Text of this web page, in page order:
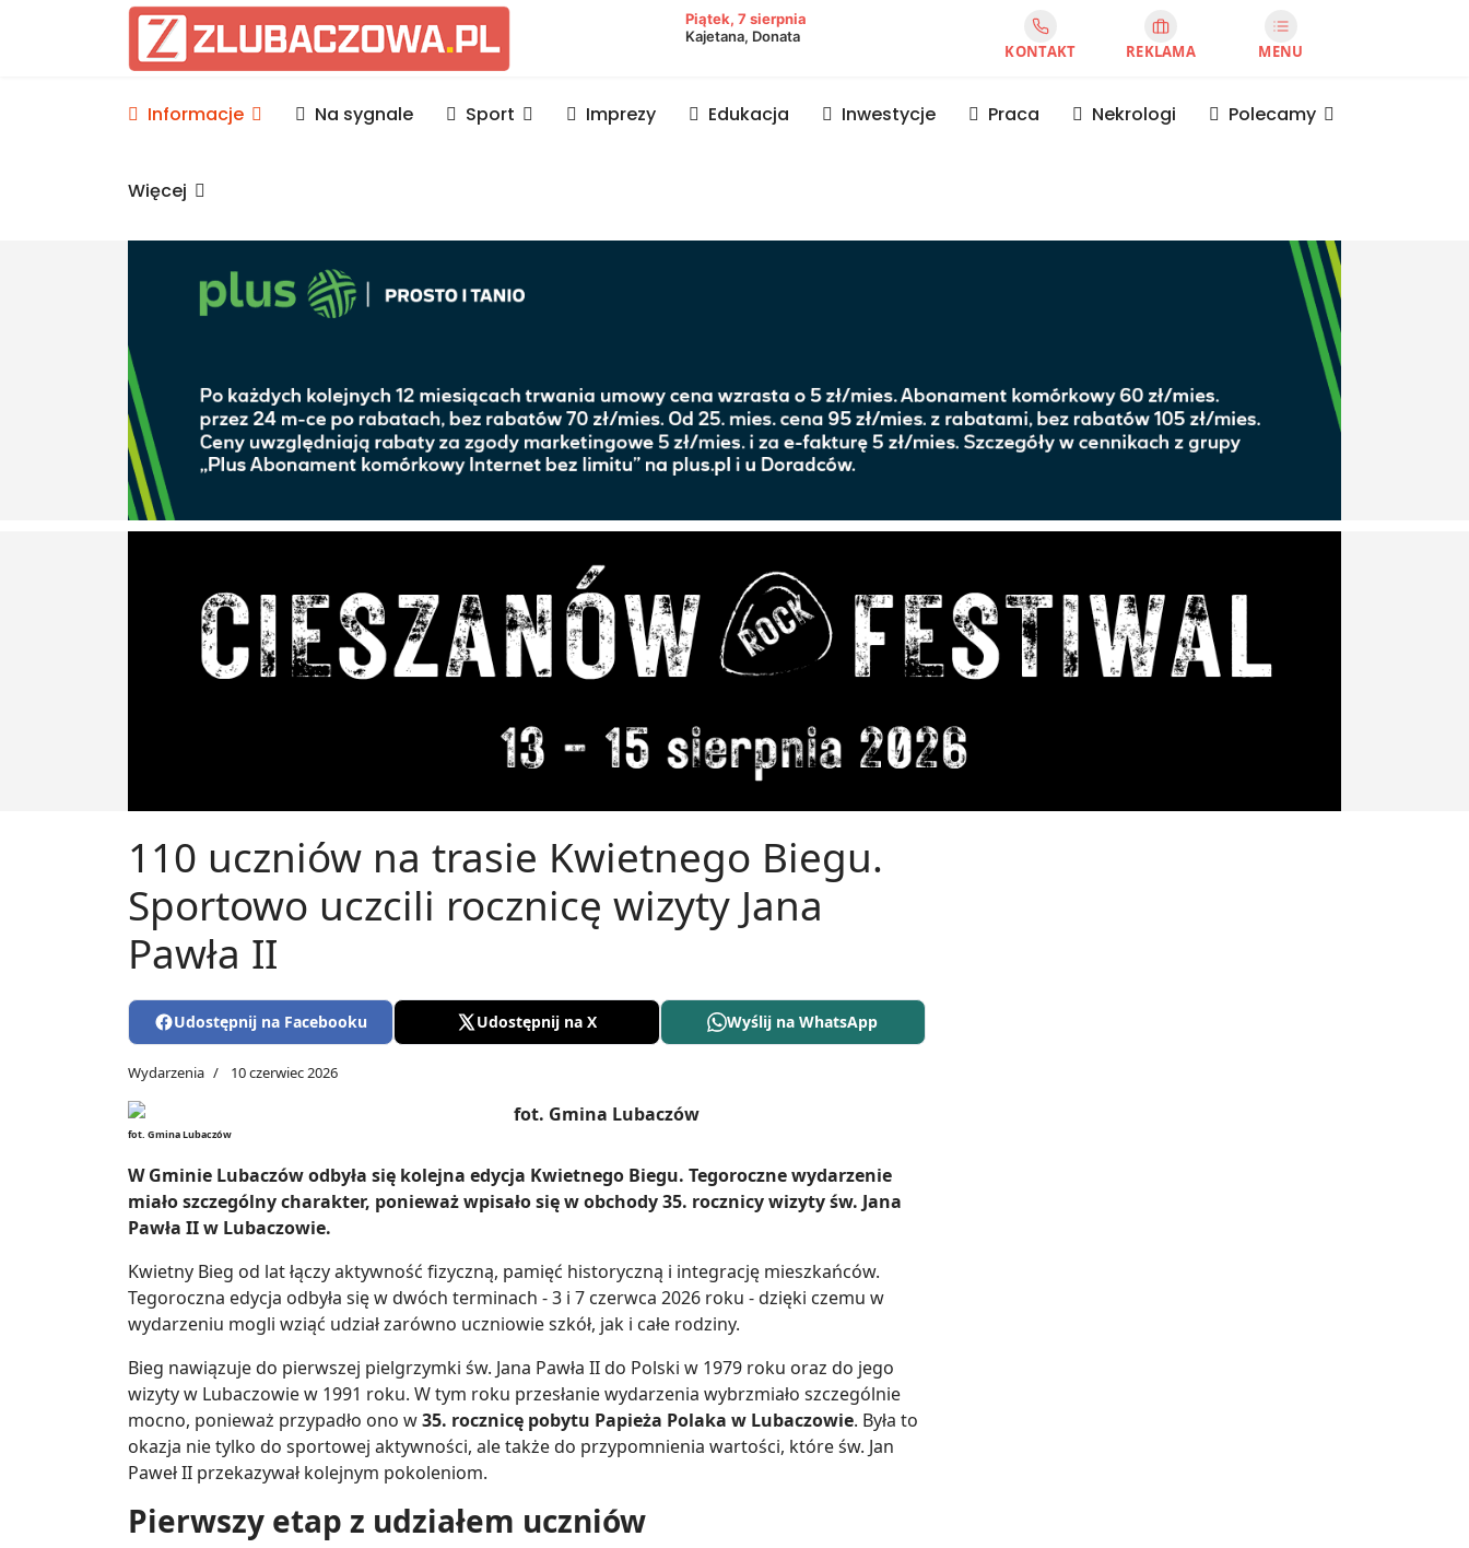
Informacje Lubaczów, powiat lubaczowski
Piątek, 7 sierpnia
Kajetana, Donata
KONTAKT REKLAMA MENU
Informacje Na sygnale Sport Imprezy Edukacja Inwestycje Praca Nekrologi Polecamy
Więcej
110 uczniów na trasie Kwietnego Biegu.
Sportowo uczcili rocznicę wizyty Jana
Pawła II
Udostępnij na Facebooku Udostępnij na X Wyślij na WhatsApp
Wydarzenia 10 czerwiec 2026
fot. Gmina Lubaczów
W Gminie Lubaczów odbyła się kolejna edycja Kwietnego Biegu. Tegoroczne wydarzenie
miało szczególny charakter, ponieważ wpisało się w obchody 35. rocznicy wizyty św. Jana
Pawła II w Lubaczowie.
Kwietny Bieg od lat łączy aktywność fizyczną, pamięć historyczną i integrację mieszkańców.
Tegoroczna edycja odbyła się w dwóch terminach - 3 i 7 czerwca 2026 roku - dzięki czemu w
wydarzeniu mogli wziąć udział zarówno uczniowie szkół, jak i całe rodziny.
Bieg nawiązuje do pierwszej pielgrzymki św. Jana Pawła II do Polski w 1979 roku oraz do jego
wizyty w Lubaczowie w 1991 roku. W tym roku przesłanie wydarzenia wybrzmiało szczególnie
mocno, ponieważ przypadło ono w35. rocznicę pobytu Papieża Polaka w Lubaczowie. Była to
okazja nie tylko do sportowej aktywności, ale także do przypomnienia wartości, które św. Jan
Paweł II przekazywał kolejnym pokoleniom.
Pierwszy etap z udziałem uczniów